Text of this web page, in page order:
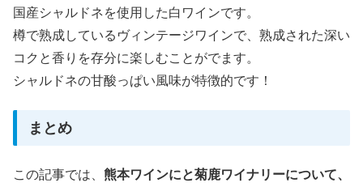
国産シャルドネを使用した白ワインです。
樽で熟成しているヴィンテージワインで、熟成された深い
コクと香りを存分に楽しむことがでます。
シャルドネの甘酸っぱい風味が特徴的です！
まとめ
この記事では、 熊本ワインにと菊鹿ワイナリーについて、